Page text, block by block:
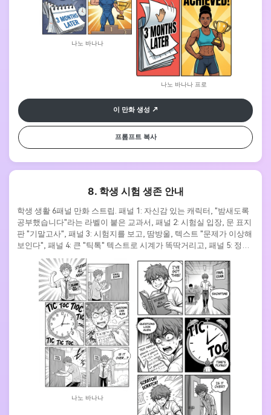
나노 바나나
나노 바나나 프로
이 만화 생성
프롬프트 복사
8. 학생 시험 생존 안내
학생 생활 6패널 만화 스트립. 패널 1: 자신감 있는 캐릭터, "밤새도록
공부했습니다"라는 라벨이 붙은 교과서, 패널 2: 시험실 입장, 문 표지
판 "기말고사", 패널 3: 시험지를 보고, 땀방울, 텍스트 "문제가 이상해
보인다", 패널 4: 큰 "틱톡" 텍스트로 시계가 똑딱거리고, 패널 5: 정신
없이 쓰고, 모션 라인, 패널 6: 지친 얼굴로 나가고, 생각 거품 "끝났나
요?". 공감 가능한 만화 스타일, 표현적인 감정, 극적인 타이밍 텍스트.
나노 바나나